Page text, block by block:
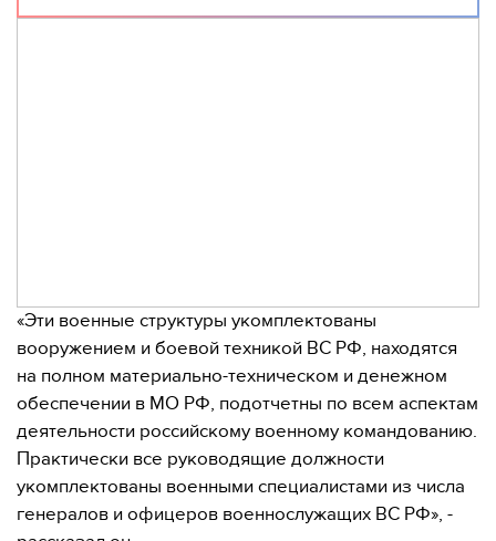
«Эти военные структуры укомплектованы
вооружением и боевой техникой ВС РФ, находятся
на полном материально-техническом и денежном
обеспечении в МО РФ, подотчетны по всем аспектам
деятельности российскому военному командованию.
Практически все руководящие должности
укомплектованы военными специалистами из числа
генералов и офицеров военнослужащих ВС РФ», -